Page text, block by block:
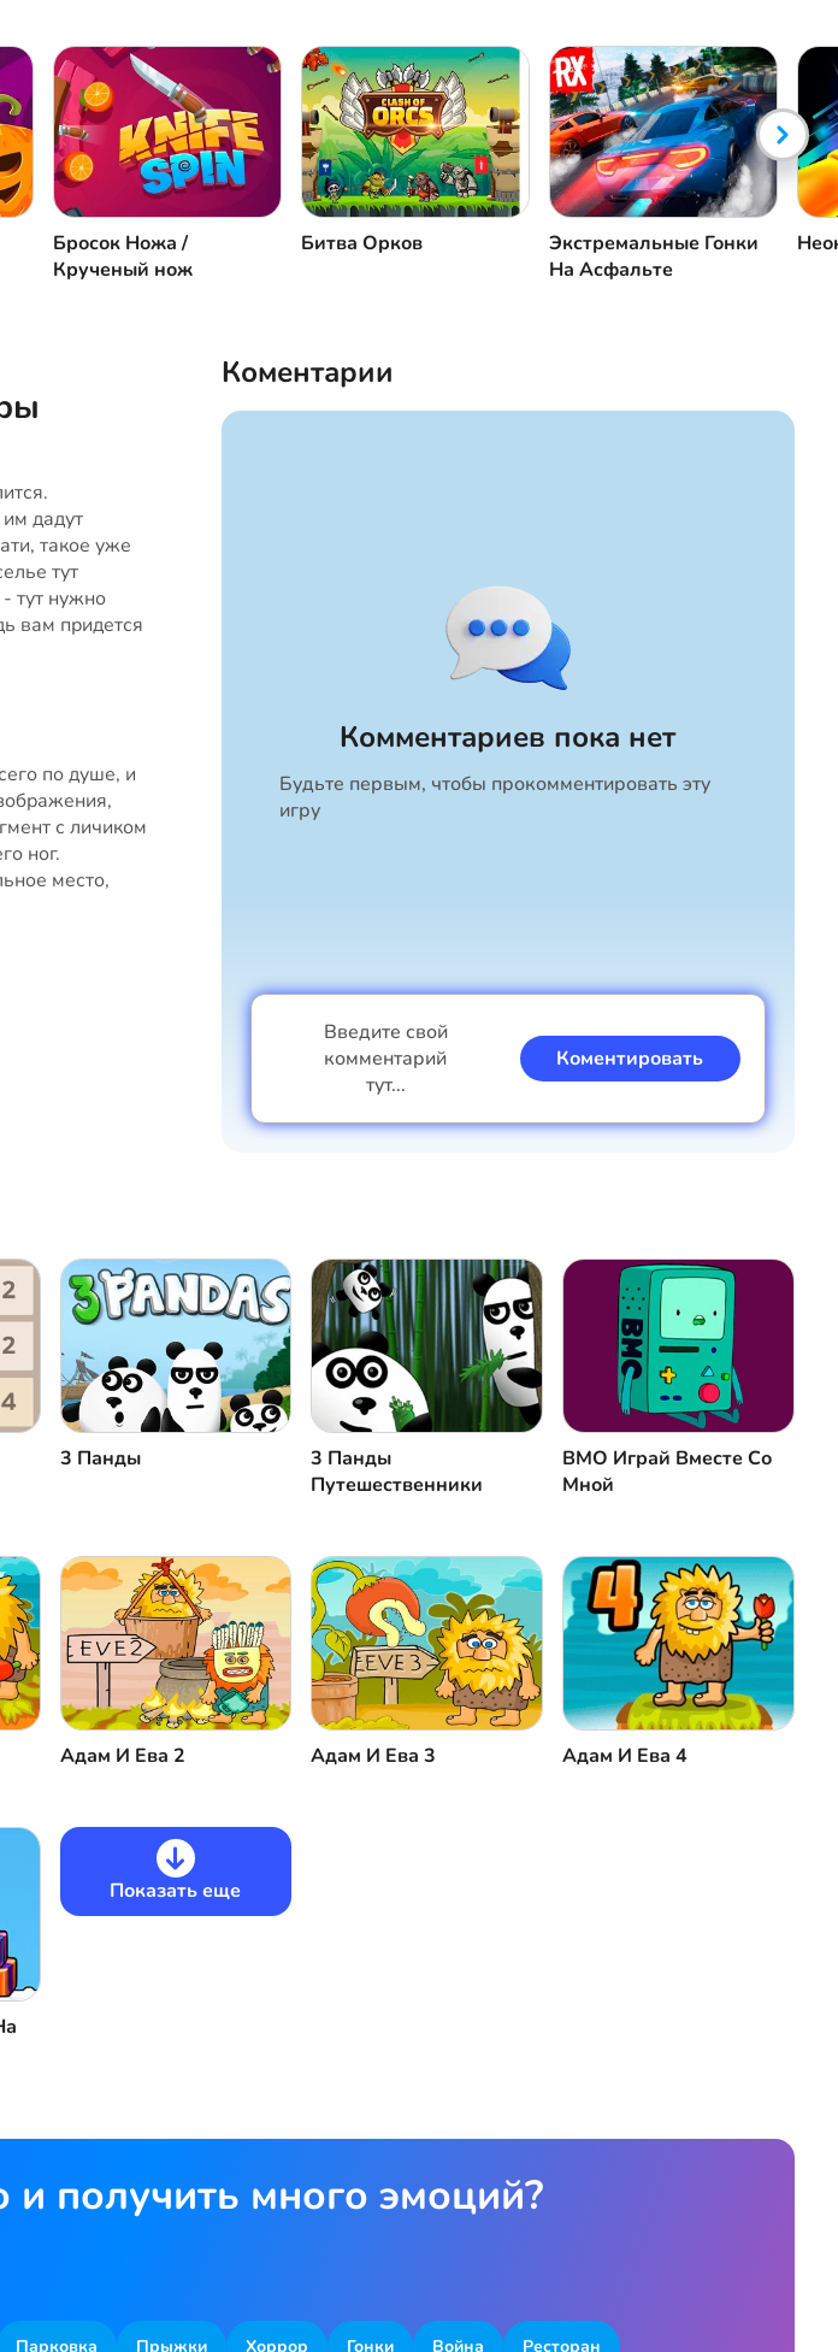
Бросок Ножа /
Крученый нож
Битва Орков
Экстремальные Гонки
На Асфальте
дадут
такое уже
тут
тут нужно
вам придется
по душе, и
с личиком
ног.
место,
Коментарии
Комментариев пока нет
Будьте первым, чтобы прокомментировать эту
игру
Введите свой
комментарий
тут...
Коментировать
Закрыть Коментировать
3 Панды
3 Панды
Путешественники
BMO Играй Вместе Со
Мной
Адам И Ева 2 Адам И Ева 3 Адам И Ева 4
Показать еще
и получить много эмоций?
Парковка Прыжки Хоррор Гонки Война Ресторан